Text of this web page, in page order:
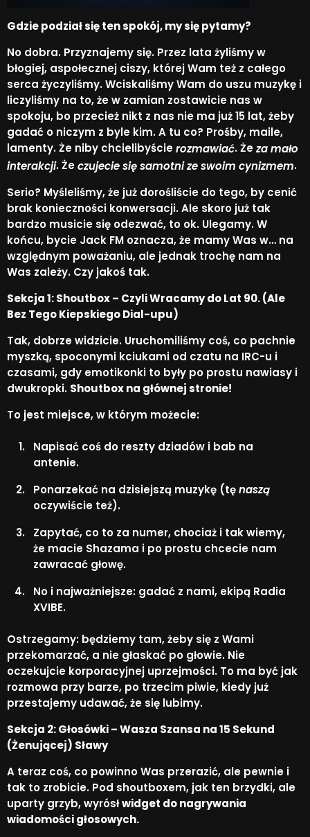
Gdzie podział się ten spokój, my się pytamy?
No dobra. Przyznajemy się. Przez lata żyliśmy w
błogiej, aspołecznej ciszy, której Wam też z całego
serca życzyliśmy. Wciskaliśmy Wam do uszu muzykę i
liczyliśmy na to, że w zamian zostawicie nas w
spokoju, bo przecież nikt z nas nie ma już 15 lat, żeby
gadać o niczym z byle kim. A tu co? Prośby, maile,
lamenty. Że niby chcielibyścierozmawiać. Żeza mało
interakcji. Żeczujecie się samotni ze swoim cynizmem.
Serio? Myśleliśmy, że już dorośliście do tego, by cenić
brak konieczności konwersacji. Ale skoro już tak
bardzo musicie się odezwać, to ok. Ulegamy. W
końcu, bycie Jack FM oznacza, że mamy Was w… na
względnym poważaniu, ale jednak trochę nam na
Was zależy. Czy jakoś tak.
Sekcja 1: Shoutbox – Czyli Wracamy do Lat 90. (Ale
Bez Tego Kiepskiego Dial-upu)
Tak, dobrze widzicie. Uruchomiliśmy coś, co pachnie
myszką, spoconymi kciukami od czatu na IRC-u i
czasami, gdy emotikonki to były po prostu nawiasy i
dwukropki. Shoutbox na głównej stronie!
To jest miejsce, w którym możecie:
Napisać coś do reszty dziadów i bab na
antenie.
Ponarzekać na dzisiejszą muzykę (tęnaszą
oczywiście też).
Zapytać, co to za numer, chociaż i tak wiemy,
że macie Shazama i po prostu chcecie nam
zawracać głowę.
No i najważniejsze: gadać z nami, ekipą Radia
XVIBE.
Ostrzegamy: będziemy tam, żeby się z Wami
przekomarzać, a nie głaskać po głowie. Nie
oczekujcie korporacyjnej uprzejmości. To ma być jak
rozmowa przy barze, po trzecim piwie, kiedy już
przestajemy udawać, że się lubimy.
Sekcja 2: Głosówki – Wasza Szansa na 15 Sekund
(Żenującej) Sławy
A teraz coś, co powinno Was przerazić, ale pewnie i
tak to zrobicie. Pod shoutboxem, jak ten brzydki, ale
uparty grzyb, wyrósłwidget do nagrywania
wiadomości głosowych.